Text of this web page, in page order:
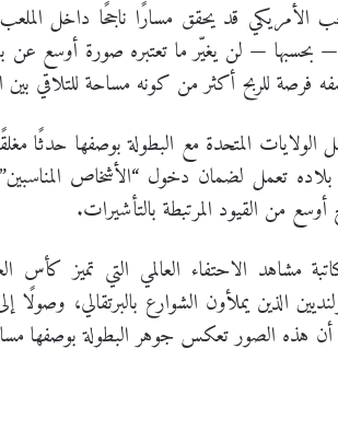
الأمريكي قد يحقق مسارًا ناجحًا داخل
— لن يغيّر ما تعتبره صورة أوسع عن
فرصة للربح أكثر من كونه مساحة للتلاقي
الولايات المتحدة مع البطولة بوصفها حدثًا
بلاده تعمل لضمان دخول “الأشخاص
من القيود المرتبطة بالتأشيرات.
مشاهد الاحتفاء العالمي التي تميز كأس
الذين يملأون الشوارع بالبرتقالي، وصولًا
أن هذه الصور تعكس جوهر البطولة بوصفها